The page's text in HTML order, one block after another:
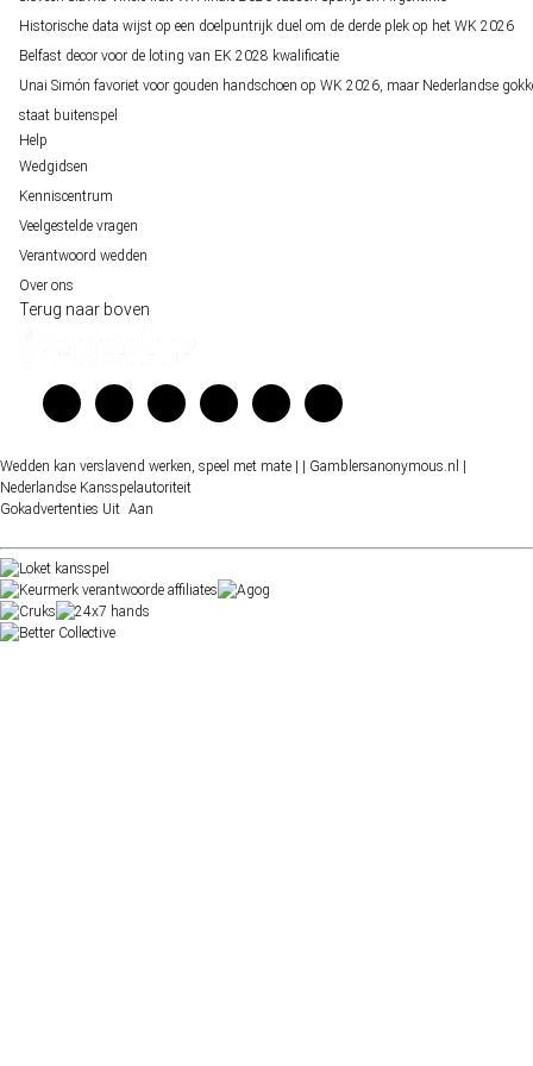
500 forum posts
30 XP29/100%
25 XP20/100%
100 XP
Posting Pearl
1000 forum posts
60 XP 14/100%
Judgy Joe15 bookmaker reviews geplaatst
Historische data wijst op een doelpuntrijk duel om de derde plek op het WK 2026
Belfast decor voor de loting van EK 2028 kwalificatie
Unai Simón favoriet voor gouden handschoen op WK 2026, maar Nederlandse
staat buitenspel
Help
Wedgidsen
Kenniscentrum
Veelgestelde vragen
Verantwoord wedden
Over ons
Terug naar boven
Wedden kan verslavend werken, speel met mate | | Gamblersanonymous.nl
Nederlandse Kansspelautoriteit
Gokadvertenties Uit Aan